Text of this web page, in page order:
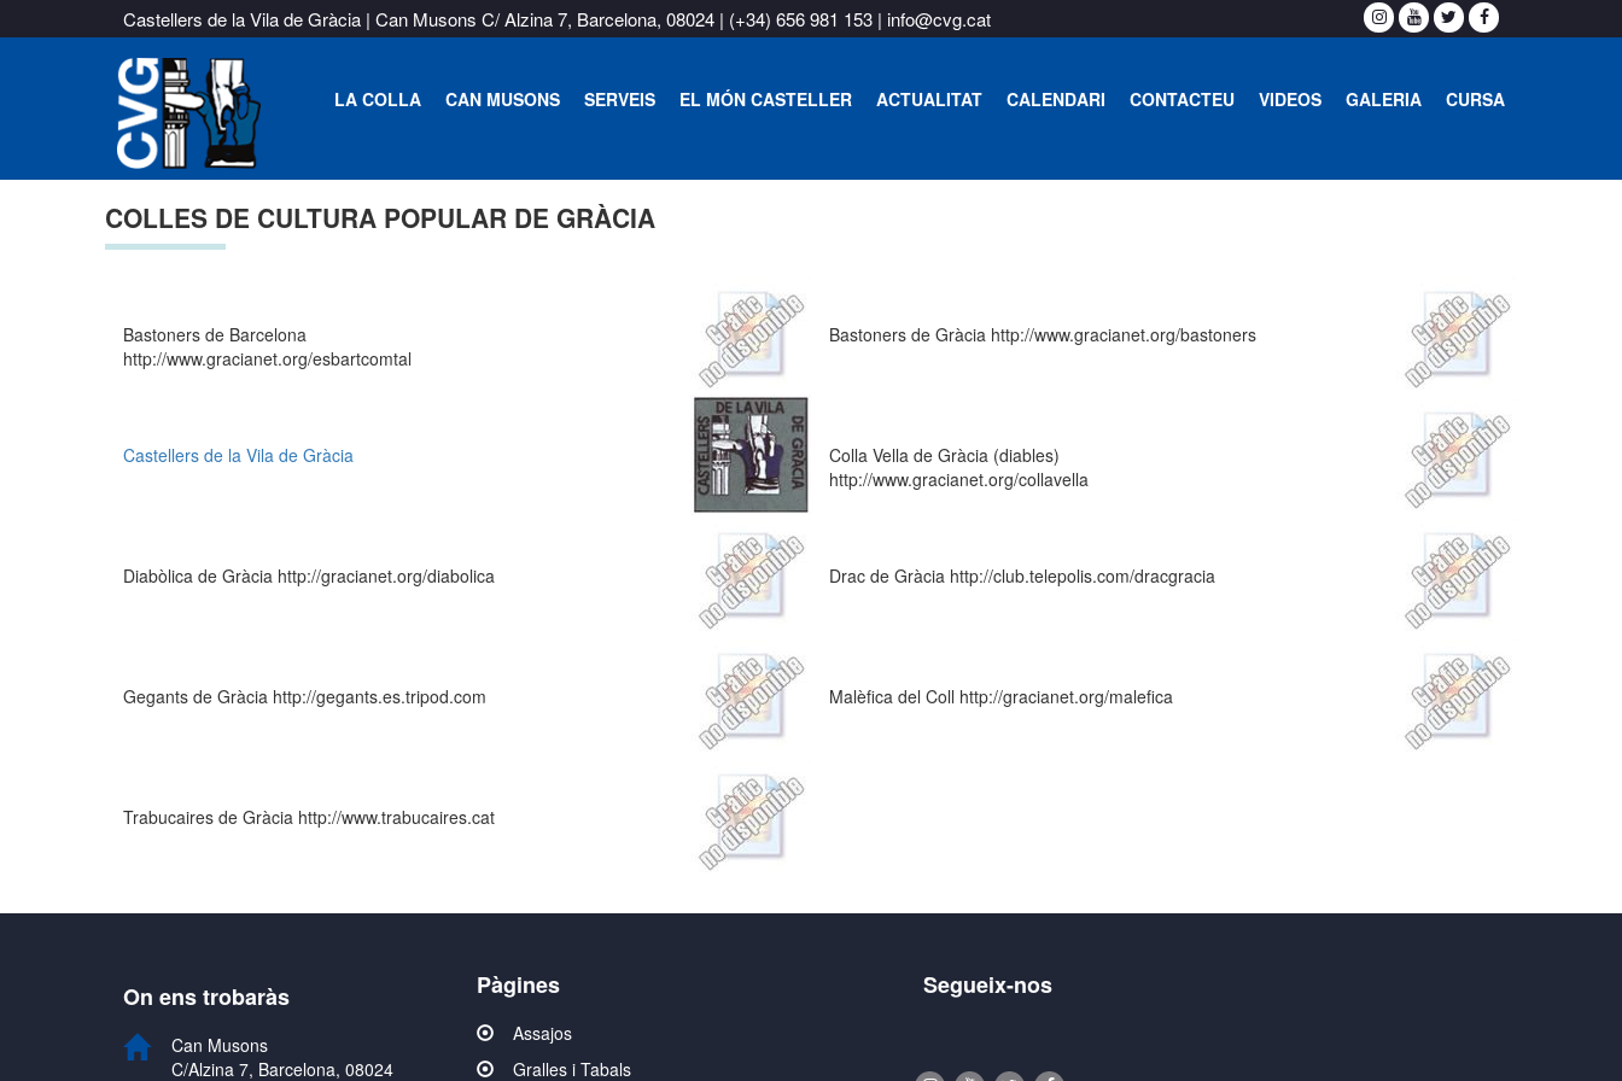
Castellers de la Vila de Gràcia | Can Musons C/ Alzina 7, Barcelona, 08024 | (+34) 656 981 153 | info@cvg.cat
LA COLLA CAN MUSONS SERVEIS EL MÓN CASTELLER ACTUALITAT CALENDARI CONTACTEU VIDEOS GALERIA CURSA
COLLES DE CULTURA POPULAR DE GRÀCIA
Bastoners de Barcelona
http://www.gracianet.org/esbartcomtal
Bastoners de Gràcia http://www.gracianet.org/bastoners
Castellers de la Vila de Gràcia
Colla Vella de Gràcia (diables)
http://www.gracianet.org/collavella
Diabòlica de Gràcia http://gracianet.org/diabolica Drac de Gràcia http://club.telepolis.com/dracgracia
Gegants de Gràcia http://gegants.es.tripod.com Malèfica del Coll http://gracianet.org/malefica
Trabucaires de Gràcia http://www.trabucaires.cat
On ens trobaràs
Can Musons
C/Alzina 7, Barcelona, 08024
Pàgines
Assajos
Gralles i Tabals
Segueix-nos